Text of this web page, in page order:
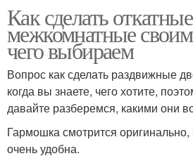
Как сделать
межкомнатные
чего выбираем
Вопрос как сделать раздвижные
когда вы знаете, чего хотите,
давайте разберемся, какими они
Гармошка смотрится
очень удобна.